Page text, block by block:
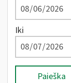
Iki
Paieška